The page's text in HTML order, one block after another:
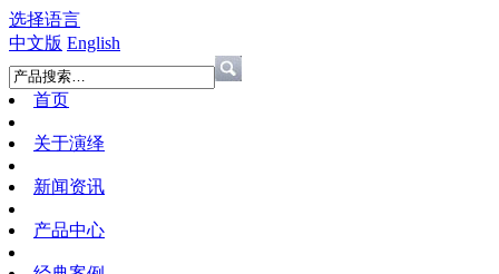
选择语言
中文版 English
首页
关于演绎
新闻资讯
产品中心